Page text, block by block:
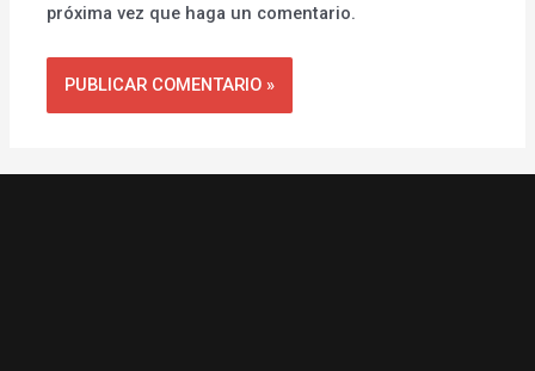
próxima vez que haga un comentario.